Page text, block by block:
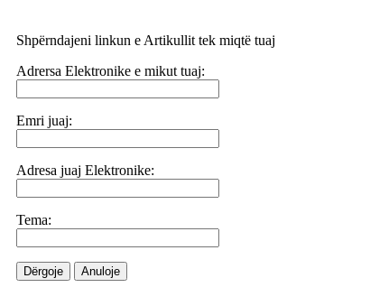
Shpërndajeni linkun e Artikullit tek miqtë tuaj
Adrersa Elektronike e mikut tuaj:
Emri juaj:
Adresa juaj Elektronike:
Tema:
Dërgoje Anuloje